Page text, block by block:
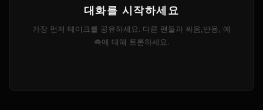
대화를 시작하세요
가장 먼저 테이크를 공유하세요. 다른 팬들과 싸움,반응, 예
측에 대해 토론하세요.